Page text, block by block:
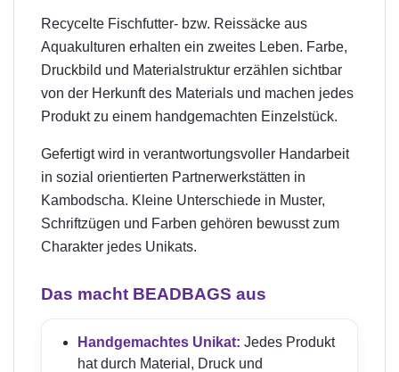
Recycelte Fischfutter- bzw. Reissäcke aus
Aquakulturen erhalten ein zweites Leben. Farbe,
Druckbild und Materialstruktur erzählen sichtbar
von der Herkunft des Materials und machen jedes
Produkt zu einem handgemachten Einzelstück.
Gefertigt wird in verantwortungsvoller Handarbeit
in sozial orientierten Partnerwerkstätten in
Kambodscha. Kleine Unterschiede in Muster,
Schriftzügen und Farben gehören bewusst zum
Charakter jedes Unikats.
Das macht BEADBAGS aus
Handgemachtes Unikat: Jedes Produkt
hat durch Material, Druck und